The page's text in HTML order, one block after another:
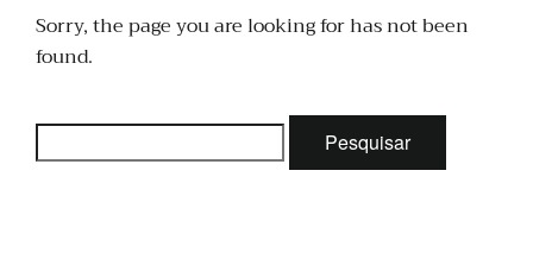
Sorry, the page you are looking for has not been
found.